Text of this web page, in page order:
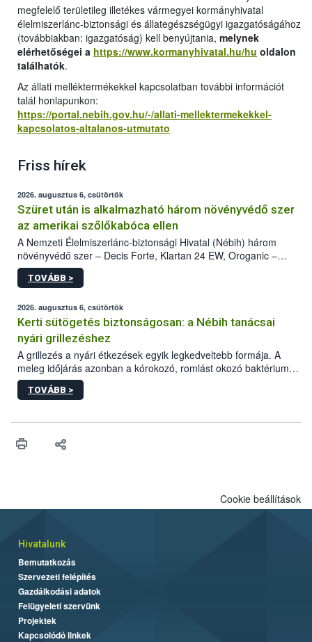
megfelelő területileg illetékes vármegyei kormányhivatal
élelmiszerlánc-biztonsági és állategészségügyi igazgatóságához
(továbbiakban: igazgatóság) kell benyújtania, melynek
elérhetőségei a https://www.kormanyhivatal.hu/hu oldalon
találhatók.
Az állati melléktermékekkel kapcsolatban további információt
talál honlapunkon:
https://portal.nebih.gov.hu/-/allati-mellektermekekkel-
kapcsolatos-altalanos-utmutato
Friss hírek
2026. augusztus 6, csütörtök
Szüret után is alkalmazható három növényvédő szer
az amerikai szőlőkabóca ellen
A Nemzeti Élelmiszerlánc-biztonsági Hivatal (Nébih) három
növényvédő szer – Decis Forte, Klartan 24 EW, Oroganic –
engedélyokiratát módosította, így azok a szüretet követően,
egészen a vesszőérettség (BBCH 91) stádiumáig
érésű szőlőkben is legyen lehetőség a károsító elleni további
védekezésre. Az Oroganic készítmény kis kiszerelésben kiskerti
felhasználók számára is elérhető és ökológiai termesztésben is
engedélyezett.
TOVÁBB >
2026. augusztus 6, csütörtök
Kerti sütögetés biztonságosan: a Nébih tanácsai
nyári grillezéshez
A grillezés a nyári étkezések egyik legkedveltebb formája. A
meleg időjárás azonban a kórokozó, romlást okozó baktériumok
gyorsabb szaporodásának is kedvez. A szabadtéri sütögetés
ezért nem csupán a megfelelő sütési technikáról szól: legalább
higiéniai szabályok betartása, a megfelelő hőkezelés, valamint a
biztonsági Hivatal (Nébih) Oktatási Programja összegyűjtötte a
TOVÁBB >
Cookie beállítások
Hivatalunk
Bemutatkozás
Szervezeti felépítés
Gazdálkodási adatok
Felügyeleti szervünk
Projektek
Kapcsolódó linkek